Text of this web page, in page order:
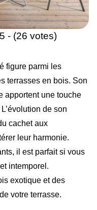
- (26 votes)
figure parmi les
terrasses en bois. Son
apportent une touche
de son
cachet aux
leur harmonie.
il est parfait si vous
intemporel.
exotique et des
votre terrasse.